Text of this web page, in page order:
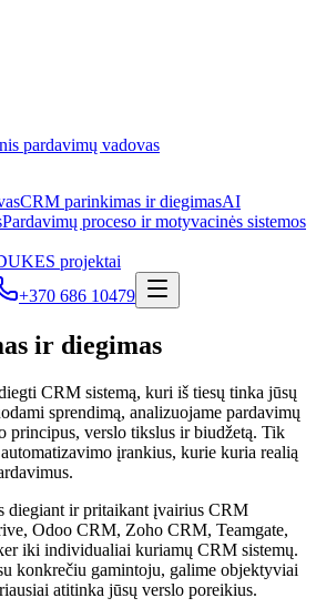
pardavimų vadovas
CRM parinkimas ir diegimasAI
Pardavimų proceso ir motyvacinės sistemos
ES projektai
+370 686 10479
ir diegimas
CRM sistemą, kuri iš tiesų tinka jūsų
sprendimą, analizuojame pardavimų
principus, verslo tikslus ir biudžetą. Tik
įrankius, kurie kuria realią
diegiant ir pritaikant įvairius CRM
Odoo CRM, Zoho CRM, Teamgate,
iki individualiai kuriamų CRM sistemų.
konkrečiu gamintoju, galime objektyviai
atitinka jūsų verslo poreikius.